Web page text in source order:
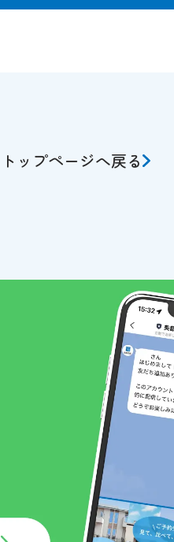
、適切な管理のもとで安全
た規約等により、特段の定
を以下の理由のため利用す
ーの設置場所からアクセス
集手段として、クッキーを
、お客様のコンピューター
を認識するために使用して
度入力していただく手間が
トップページへ戻る